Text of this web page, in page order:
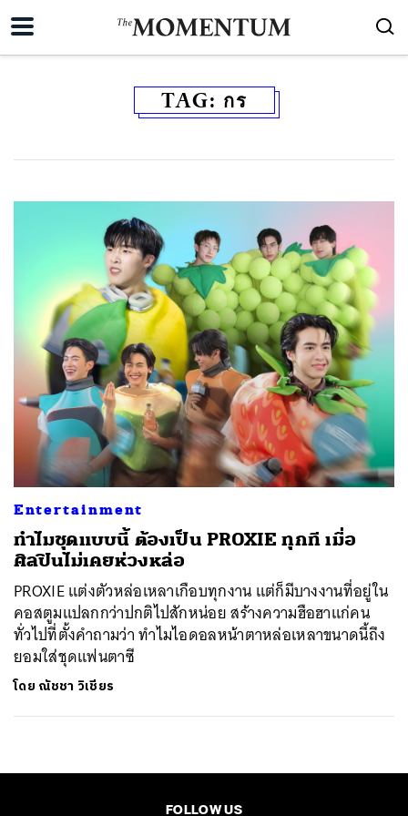
TAG: กร
Entertainment
ทำไมชุดแบบนี้ ต้องเป็น PROXIE ทุกที เมื่อ
ศิลปินไม่เคยห่วงหล่อ
PROXIE แต่งตัวหล่อเหลาเกือบทุกงาน แต่ก็มีบางงานที่อยู่ใน
คอสตูมแปลกกว่าปกติไปสักหน่อย สร้างความฮือฮาแก่คน
ทั่วไปที่ตั้งคำถามว่า ทำไมไอดอลหน้าตาหล่อเหลาขนาดนี้ถึง
ยอมใส่ชุดแฟนตาซี
โดย ณัชชา วิเชียร
FOLLOW US
ค้นหา
SHARE TWEET LINE EMAIL